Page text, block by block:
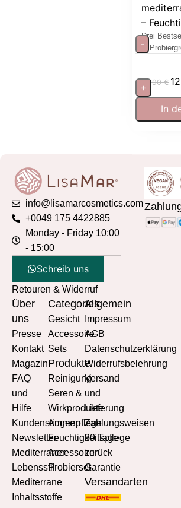
–
Drei
in
19,90€
-
+
In
info@lisamarcosmetics.com
+0049 175 4422885
Monday - Friday 10:00
- 15:00
Schreib uns
Retouren & Widerruf
Über
uns
Presse
Kontakt
Magazin
FAQ
und
Hilfe
Kundenstimmen
Newsletter
Mediterraner
Lebensstil
Mediterrane
Inhaltsstoffe
Categories
Gesicht
Accessoire
Sets
Produkte
Reinigung
Seren &
Wirkprodukte
Augenpflege
Feuchtigkeitspflege
Accessoire
Probierset
Allgemein
Impressum
AGB
Datenschutzerklärung
Widerrufsbelehrung
Versand
und
Lieferung
Zahlungsweisen
30 Tage
zurück
Garantie
Versandarten